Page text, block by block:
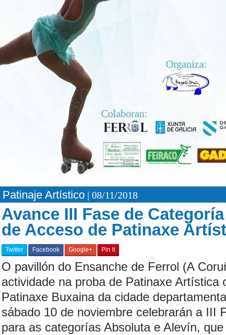
Patinaje Artístico | 08/11/2018
Avance III Fase de
de Acceso de Patinaxe
Twitter Facebook Google+ Pin It
O pavillón do Ensanche de Ferrol (A
actividade na proba de Patinaxe Artística
Patinaxe Buxaina da cidade
sábado 10 de noviembre celebrarán a III
para as categorías Absoluta e Alevín,